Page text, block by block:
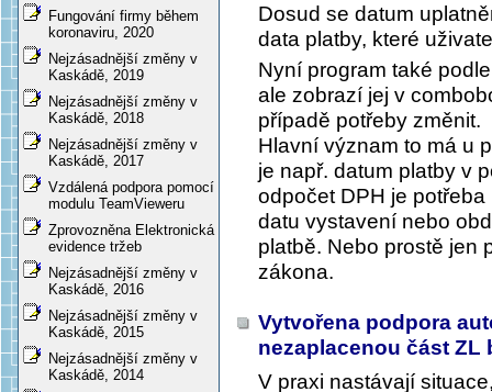
Fungování firmy během
koronaviru, 2020
Nejzásadnější změny v
Kaskádě, 2019
Nejzásadnější změny v
Kaskádě, 2018
Nejzásadnější změny v
Kaskádě, 2017
Vzdálená podpora pomocí
modulu TeamVieweru
Zprovozněna Elektronická
evidence tržeb
Nejzásadnější změny v
Kaskádě, 2016
Nejzásadnější změny v
Kaskádě, 2015
Nejzásadnější změny v
Kaskádě, 2014
Dosud se datum
data platby, které
Nyní program také
ale zobrazí jej v
případě potřeby změnit.
Hlavní význam to má u
je např. datum platby v
odpočet DPH je
datu vystavení nebo
platbě. Nebo prostě jen
zákona.
Vytvořena podpora
nezaplacenou část
V praxi nastávají